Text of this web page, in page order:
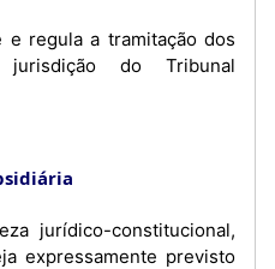
regula a tramitação dos
do Tribunal
jurídico-constitucional,
expressamente previsto